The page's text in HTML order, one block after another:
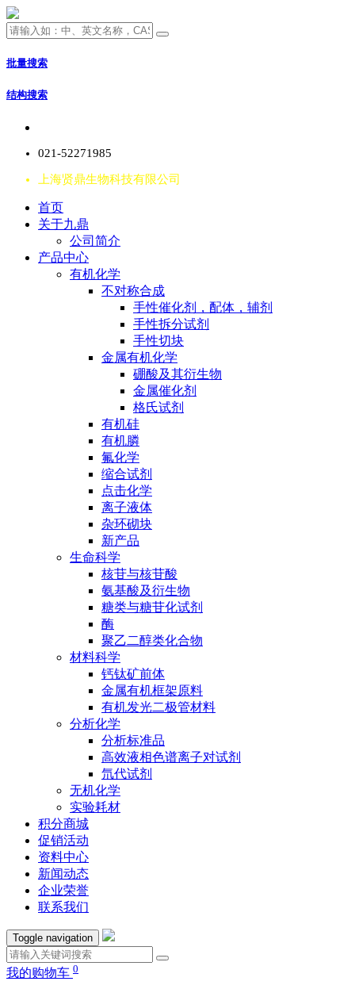
批量搜索
结构搜索
021-52271985
上海贤鼎生物科技有限公司
首页
关于九鼎
公司简介
产品中心
有机化学
不对称合成
手性催化剂，配体，辅剂
手性拆分试剂
手性切块
金属有机化学
硼酸及其衍生物
金属催化剂
格氏试剂
有机硅
有机膦
氟化学
缩合试剂
点击化学
离子液体
杂环砌块
新产品
生命科学
核苷与核苷酸
氨基酸及衍生物
糖类与糖苷化试剂
酶
聚乙二醇类化合物
材料科学
钙钛矿前体
金属有机框架原料
有机发光二极管材料
分析化学
分析标准品
高效液相色谱离子对试剂
氘代试剂
无机化学
实验耗材
积分商城
促销活动
资料中心
新闻动态
企业荣誉
联系我们
Toggle navigation
我的购物车 0